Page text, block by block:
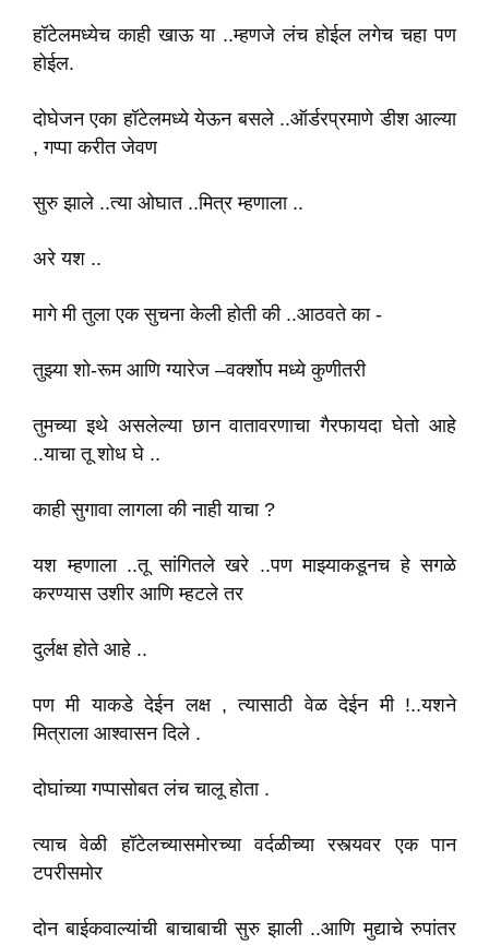
हॉटेलमध्येच काही खाऊ या ..म्हणजे लंच होईल लगेच चहा पण
होईल.
दोघेजन एका हॉटेलमध्ये येऊन बसले ..ऑर्डरप्रमाणे डीश आल्या
, गप्पा करीत जेवण
सुरु झाले ..त्या ओघात ..मित्र म्हणाला ..
अरे यश ..
मागे मी तुला एक सुचना केली होती की ..आठवते का -
तुझ्या शो-रूम आणि ग्यारेज –वर्क्शोप मध्ये कुणीतरी
तुमच्या इथे असलेल्या छान वातावरणाचा गैरफायदा घेतो आहे
..याचा तू शोध घे ..
काही सुगावा लागला की नाही याचा ?
यश म्हणाला ..तू सांगितले खरे ..पण माझ्याकडूनच हे सगळे
करण्यास उशीर आणि म्हटले तर
दुर्लक्ष होते आहे ..
पण मी याकडे देईन लक्ष , त्यासाठी वेळ देईन मी !..यशने
मित्राला आश्वासन दिले .
दोघांच्या गप्पासोबत लंच चालू होता .
त्याच वेळी हॉटेलच्यासमोरच्या वर्दळीच्या रस्त्यवर एक पान
टपरीसमोर
दोन बाईकवाल्यांची बाचाबाची सुरु झाली ..आणि मुद्याचे रुपांतर